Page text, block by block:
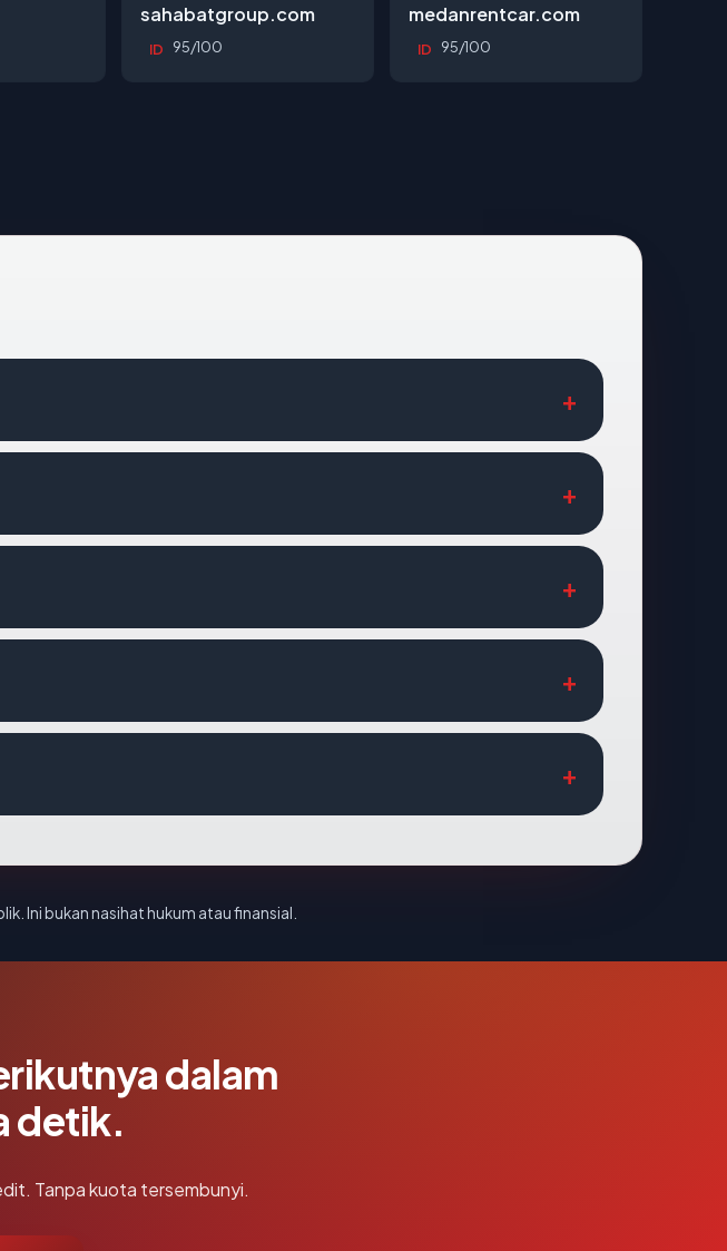
sahabatgroup.com
ID 95/100
medanrentcar.com
ID 95/100
Ini bukan nasihat hukum atau finansial.
dalam
detik.
Tanpa kuota tersembunyi.